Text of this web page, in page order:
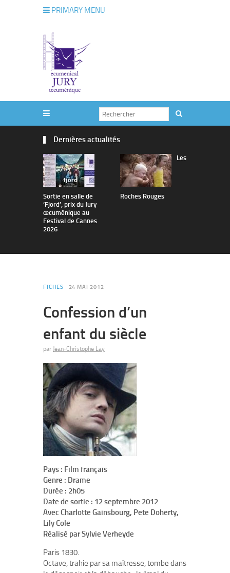
PRIMARY MENU
Dernières actualités
Sortie en salle de
’Fjord’, prix du Jury
œcuménique au
Festival de Cannes
2026
Les
Roches Rouges
FICHES 24 MAI 2012
Confession d’un
enfant du siècle
par Jean-Christophe Lay
Pays : Film français
Genre : Drame
Durée : 2h05
Date de sortie : 12 septembre 2012
Avec Charlotte Gainsbourg, Pete Doherty,
Lily Cole
Réalisé par Sylvie Verheyde
Paris 1830.
Octave, trahie par sa maîtresse, tombe dans